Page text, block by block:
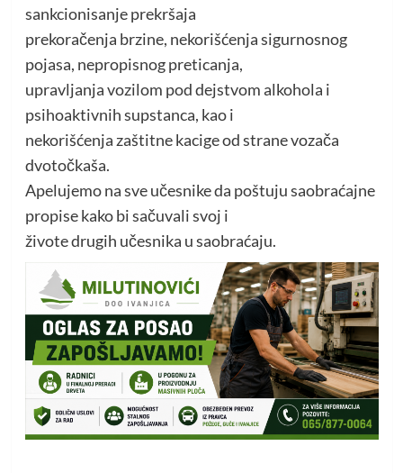
sankcionisanje prekršaja
prekoračenja brzine, nekorišćenja sigurnosnog
pojasa, nepropisnog preticanja,
upravljanja vozilom pod dejstvom alkohola i
psihoaktivnih supstanca, kao i
nekorišćenja zaštitne kacige od strane vozača
dvotočkaša.
Apelujemo na sve učesnike da poštuju saobraćajne
propise kako bi sačuvali svoj i
živote drugih učesnika u saobraćaju.